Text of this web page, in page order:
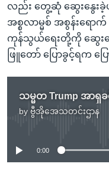
လည်း တွေ့ဆုံ ဆွေးနွေးခဲ့
အစ္စလာမ္မစ် အစွန်းရော
ကုန်သွယ်ရေးတို့ကို ဆွေး
ဖြူတော် ပြောခွင့်ရက ပ
by ဗွီအိုအေသတင်းဌာန
No media
0:00